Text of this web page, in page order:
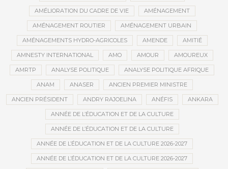
AMÉLIORATION DU CADRE DE VIE AMÉNAGEMENT
AMÉNAGEMENT ROUTIER AMÉNAGEMENT URBAIN
AMÉNAGEMENTS HYDRO-AGRICOLES AMENDE AMITIÉ
AMNESTY INTERNATIONAL AMO AMOUR AMOUREUX
AMRTP ANALYSE POLITIQUE ANALYSE POLITIQUE AFRIQUE
ANAM ANASER ANCIEN PREMIER MINISTRE
ANCIEN PRÉSIDENT ANDRY RAJOELINA ANÉFIS ANKARA
ANNÉE DE L’ÉDUCATION ET DE LA CULTURE
ANNÉE DE L’ÉDUCATION ET DE LA CULTURE
ANNÉE DE L’ÉDUCATION ET DE LA CULTURE 2026-2027
ANNÉE DE L’ÉDUCATION ET DE LA CULTURE 2026-2027